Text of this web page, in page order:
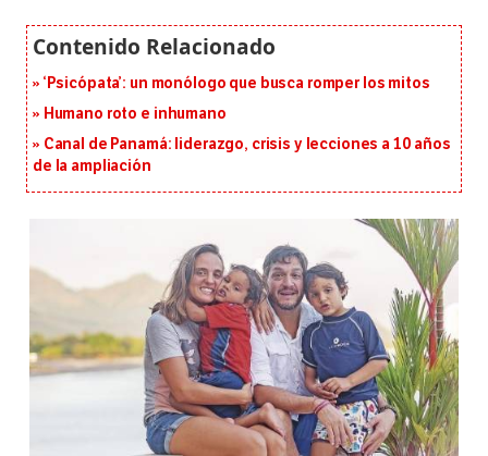
‘Psicópata’: un monólogo que busca romper los mitos
Humano roto e inhumano
Canal de Panamá: liderazgo, crisis y lecciones a 10 años
de la ampliación